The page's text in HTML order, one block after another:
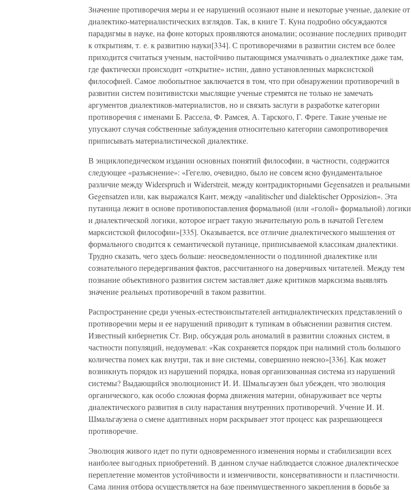
Значение противоречия меры и ее нарушений осознают ныне и некоторые ученые, далекие от
диалектико-материалистических взглядов. Так, в книге Т. Куна подробно обсуждаются
парадигмы в науке, на фоне которых проявляются аномалии; осознание последних приводит
к открытиям, т. е. к развитию науки[334]. С противоречиями в развитии систем все более
приходится считаться ученым, настойчиво пытающимся умалчивать о диалектике даже там,
где фактически происходит «открытие» истин, давно установленных марксистской
философией. Самое любопытное заключается в том, что при обнаружении противоречий в
развитии систем позитивистски мыслящие ученые стремятся не только не замечать
аргументов диалектиков-материалистов, но и связать заслуги в разработке категории
противоречия с именами Б. Рассела, Ф. Рамсея, А. Тарского, Г. Фреге. Такие ученые не
упускают случая собственные заблуждения относительно категории самопротиворечия
приписывать материалистической диалектике.
В энциклопедическом издании основных понятий философии, в частности, содержится
следующее «разъяснение»: «Гегелю, очевидно, было не совсем ясно фундаментальное
различие между Widerspruch и Widerstreit, между контрадикторными Gegensatzen и реальными
Gegensatzen или, как выражался Кант, между «analitischer und dialektischer Opposizion». Эта
путаница лежит в основе противопоставления формальной (или «голой» формальной) логики
и диалектической логики, которое играет такую значительную роль в начатой Гегелем
марксистской философии»[335]. Оказывается, все отличие диалектического мышления от
формального сводится к семантической путанице, приписываемой классикам диалектики.
Трудно сказать, чего здесь больше: неосведомленности о подлинной диалектике или
сознательного передергивания фактов, рассчитанного на доверчивых читателей. Между тем
познание объективного развития систем заставляет даже критиков марксизма выявлять
значение реальных противоречий в таком развитии.
Распространение среди ученых-естествоиспытателей антидиалектических представлений о
противоречии меры и ее нарушений приводит к тупикам в объяснении развития систем.
Известный кибернетик Ст. Вир, обсуждая роль аномалий в развитии сложных систем, в
частности популяций, недоумевал: «Как сохраняется порядок при налимий столь большого
количества помех как внутри, так и вне системы, совершенно неясно»[336]. Как может
возникнуть порядок из нарушений порядка, новая организованная система из нарушений
системы? Выдающийся эволюционист И. И. Шмальгаузен был убежден, что эволюция
органического, как особо сложная форма движения материи, обнаруживает все черты
диалектического развития в силу нарастания внутренних противоречий. Учение И. И.
Шмальгаузена о смене адаптивных норм раскрывает этот процесс как разрешающееся
противоречие.
Эволюция живого идет по пути одновременного изменения нормы и стабилизации всех
наиболее выгодных приобретений. В данном случае наблюдается сложное диалектическое
переплетение моментов устойчивости и изменчивости, консервативности и пластичности.
Сама линия отбора осуществляется на базе преимущественного закрепления в борьбе за